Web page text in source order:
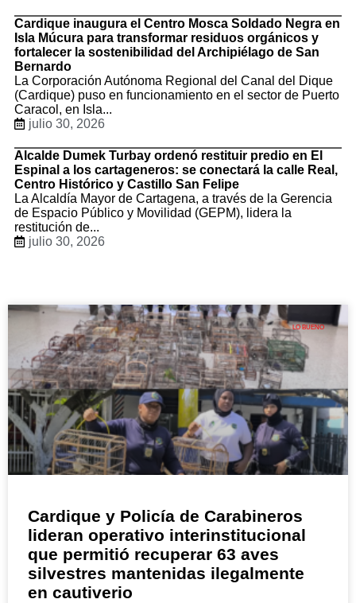
Cardique inaugura el Centro Mosca Soldado Negra en
Isla Múcura para transformar residuos orgánicos y
fortalecer la sostenibilidad del Archipiélago de San
Bernardo
La Corporación Autónoma Regional del Canal del Dique
(Cardique) puso en funcionamiento en el sector de Puerto
Caracol, en Isla...
julio 30, 2026
Alcalde Dumek Turbay ordenó restituir predio en El
Espinal a los cartageneros: se conectará la calle Real,
Centro Histórico y Castillo San Felipe
La Alcaldía Mayor de Cartagena, a través de la Gerencia
de Espacio Público y Movilidad (GEPM), lidera la
restitución de...
julio 30, 2026
LO BUENO
Cardique y Policía de Carabineros
lideran operativo interinstitucional
que permitió recuperar 63 aves
silvestres mantenidas ilegalmente
en cautiverio